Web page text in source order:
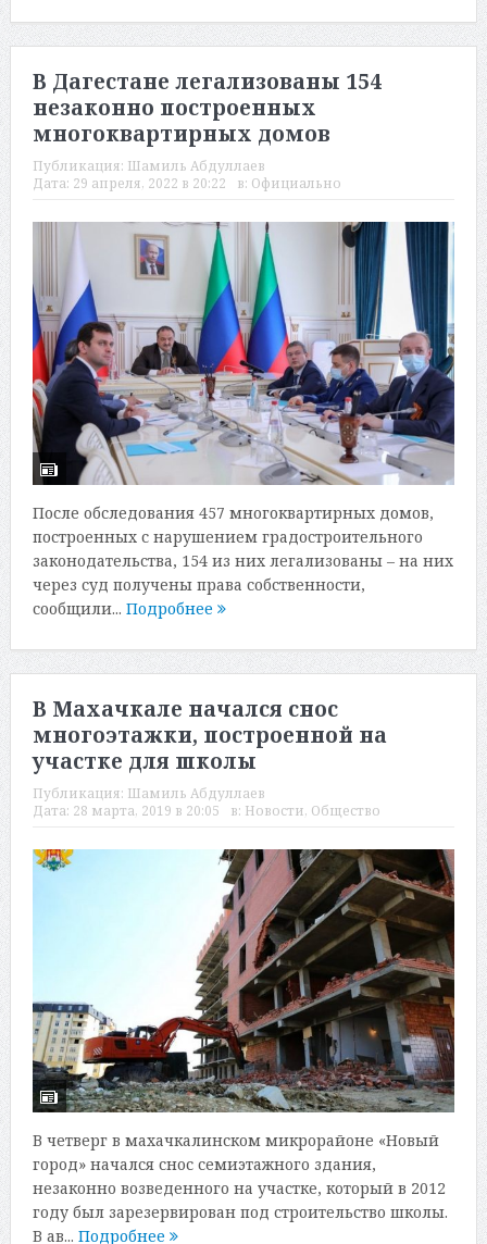
В Дагестане легализованы 154
незаконно построенных
многоквартирных домов
Публикация: Шамиль Абдуллаев
Дата: 29 апреля, 2022 в 20:22 в: Официально
После обследования 457 многоквартирных домов,
построенных с нарушением градостроительного
законодательства, 154 из них легализованы – на них
через суд получены права собственности,
сообщили... Подробнее
В Махачкале начался снос
многоэтажки, построенной на
участке для школы
Публикация: Шамиль Абдуллаев
Дата: 28 марта, 2019 в 20:05 в: Новости, Общество
В четверг в махачкалинском микрорайоне «Новый
город» начался снос семиэтажного здания,
незаконно возведенного на участке, который в 2012
году был зарезервирован под строительство школы.
В ав... Подробнее